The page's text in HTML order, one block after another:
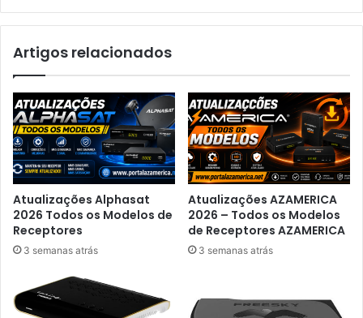
Artigos relacionados
Atualizações Alphasat
2026 Todos os Modelos de
Receptores
3 semanas atrás
Atualizações AZAMERICA
2026 – Todos os Modelos
de Receptores AZAMERICA
3 semanas atrás